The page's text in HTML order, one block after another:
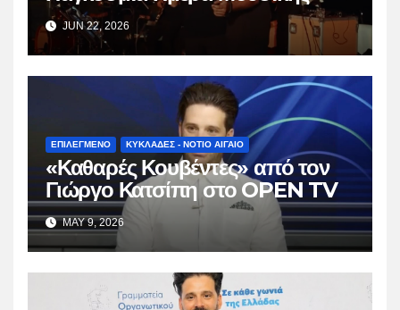
JUN 22, 2026
ΕΠΙΛΕΓΜΕΝΟ ΚΥΚΛΑΔΕΣ - ΝΟΤΙΟ ΑΙΓΑΙΟ
«Καθαρές Κουβέντες» από τον
Γιώργο Κατσίπη στο OPEN TV
MAY 9, 2026